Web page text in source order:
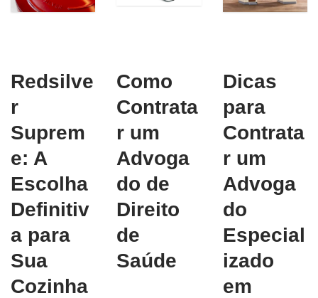
Redsilve
r
Suprem
e: A
Escolha
Definitiv
a para
Sua
Cozinha
Como
Contrata
r um
Advoga
do de
Direito
de
Saúde
Dicas
para
Contrata
r um
Advoga
do
Especial
izado
em